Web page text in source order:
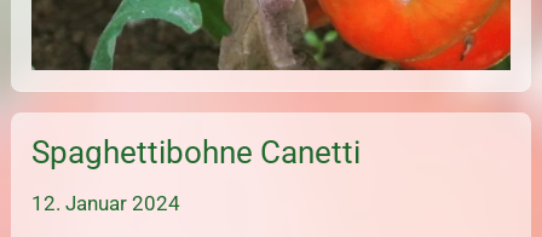
Spaghettibohne Canetti
12. Januar 2024